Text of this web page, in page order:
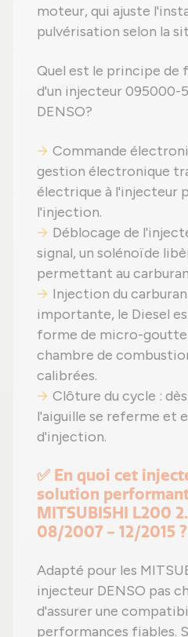
moteur, qui ajuste
pulvérisation selon la
Quel est le principe
d'un injecteur 095000-
DENSO?
Commande
gestion électronique
électrique à l'injecteur
l'injection.
Déblocage de
signal, un solénoïde
permettant au
Injection du
importante, le Diesel
forme de micro-
chambre de
calibrées.
Clôture du cycle :
l'aiguille se referme et
d'injection.
✅ En quoi cet
solution
MITSUBISHI L200
08/2007 - 12/2015 ?
Adapté pour les
injecteur DENSO pas
d'assurer une
performances fiables.